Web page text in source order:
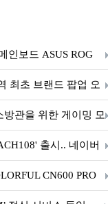
인보드 ASUS ROG
최초 브랜드 팝업 오
관을 위한 게이밍 모
출시.. 네이버
CN600 PRO